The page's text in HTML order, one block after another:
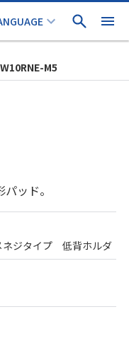
M5
ッド。
ジタイプ 低背ホルダ